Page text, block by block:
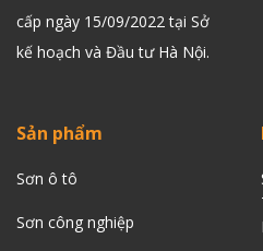
cấp ngày 15/09/2022 tại Sở
kế hoạch và Đầu tư Hà Nội.
Sản phẩm
Sơn ô tô
Sơn công nghiệp